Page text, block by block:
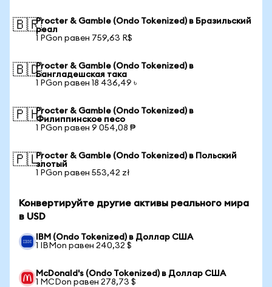
🇧🇷Procter & Gamble (Ondo Tokenized) в Бразильский
реал
1 PGon равен 759,63 R$
🇧🇩Procter & Gamble (Ondo Tokenized) в
Бангладешская така
1 PGon равен 18 436,49 ৳
🇵🇭Procter & Gamble (Ondo Tokenized) в
Филиппинское песо
1 PGon равен 9 054,08 ₱
🇵🇱Procter & Gamble (Ondo Tokenized) в Польский
злотый
1 PGon равен 553,42 zł
Конвертируйте другие активы реального мира
в USD
IBM (Ondo Tokenized) в Доллар США
1 IBMon равен 240,32 $
McDonald's (Ondo Tokenized) в Доллар США
1 MCDon равен 278,73 $